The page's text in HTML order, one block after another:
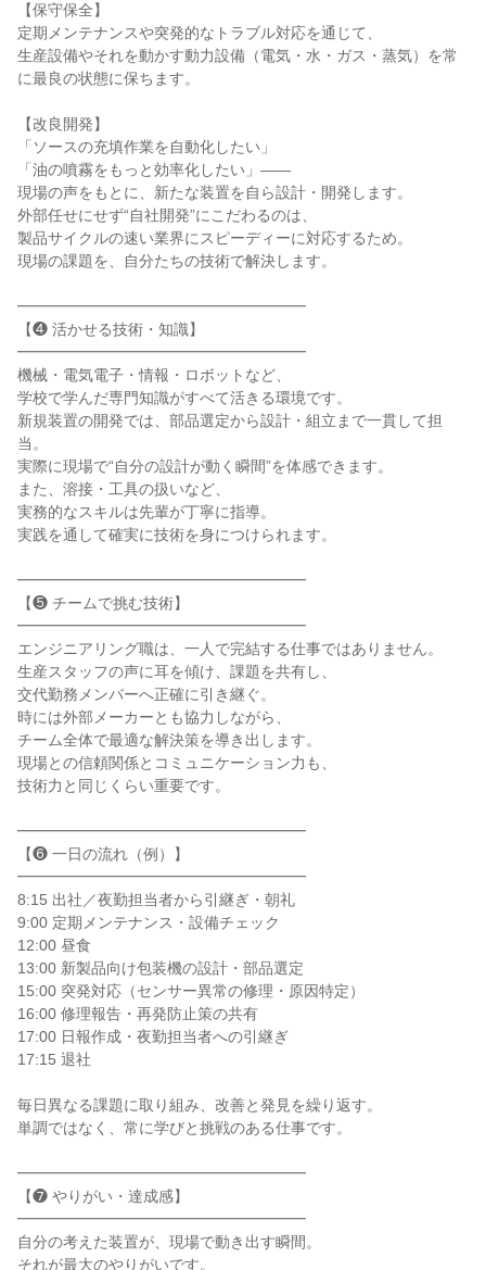
【保守保全】
定期メンテナンスや突発的なトラブル対応を通じて、
生産設備やそれを動かす動力設備（電気・水・ガス・蒸気）を常
に最良の状態に保ちます。
【改良開発】
「ソースの充填作業を自動化したい」
「油の噴霧をもっと効率化したい」――
現場の声をもとに、新たな装置を自ら設計・開発します。
外部任せにせず“自社開発”にこだわるのは、
製品サイクルの速い業界にスピーディーに対応するため。
現場の課題を、自分たちの技術で解決します。
━━━━━━━━━━━━━━━━━━━
【❹ 活かせる技術・知識】
━━━━━━━━━━━━━━━━━━━
機械・電気電子・情報・ロボットなど、
学校で学んだ専門知識がすべて活きる環境です。
新規装置の開発では、部品選定から設計・組立まで一貫して担
当。
実際に現場で“自分の設計が動く瞬間”を体感できます。
また、溶接・工具の扱いなど、
実務的なスキルは先輩が丁寧に指導。
実践を通して確実に技術を身につけられます。
━━━━━━━━━━━━━━━━━━━
【❺ チームで挑む技術】
━━━━━━━━━━━━━━━━━━━
エンジニアリング職は、一人で完結する仕事ではありません。
生産スタッフの声に耳を傾け、課題を共有し、
交代勤務メンバーへ正確に引き継ぐ。
時には外部メーカーとも協力しながら、
チーム全体で最適な解決策を導き出します。
現場との信頼関係とコミュニケーション力も、
技術力と同じくらい重要です。
━━━━━━━━━━━━━━━━━━━
【❻ 一日の流れ（例）】
━━━━━━━━━━━━━━━━━━━
8:15 出社／夜勤担当者から引継ぎ・朝礼
9:00 定期メンテナンス・設備チェック
12:00 昼食
13:00 新製品向け包装機の設計・部品選定
15:00 突発対応（センサー異常の修理・原因特定）
16:00 修理報告・再発防止策の共有
17:00 日報作成・夜勤担当者への引継ぎ
17:15 退社
毎日異なる課題に取り組み、改善と発見を繰り返す。
単調ではなく、常に学びと挑戦のある仕事です。
━━━━━━━━━━━━━━━━━━━
【❼ やりがい・達成感】
━━━━━━━━━━━━━━━━━━━
自分の考えた装置が、現場で動き出す瞬間。
それが最大のやりがいです。